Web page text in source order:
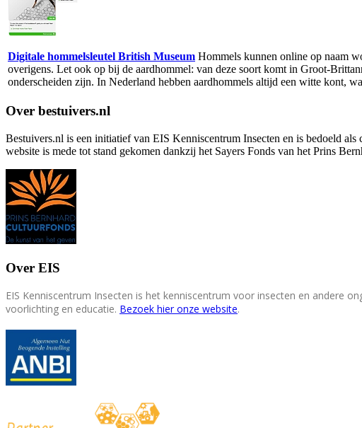
Digitale hommelsleutel British Museum Hommels kunnen online op naam
overigens. Let ook op bij de aardhommel: van deze soort komt in Groot-
onderscheiden zijn. In Nederland hebben aardhommels altijd een witte kont,
Over bestuivers.nl
Bestuivers.nl is een initiatief van EIS Kenniscentrum Insecten en is bedoeld
website is mede tot stand gekomen dankzij het Sayers Fonds van het Prins
Over EIS
EIS Kenniscentrum Insecten is het kenniscentrum voor insecten en andere
voorlichting en educatie. Bezoek hier onze website.